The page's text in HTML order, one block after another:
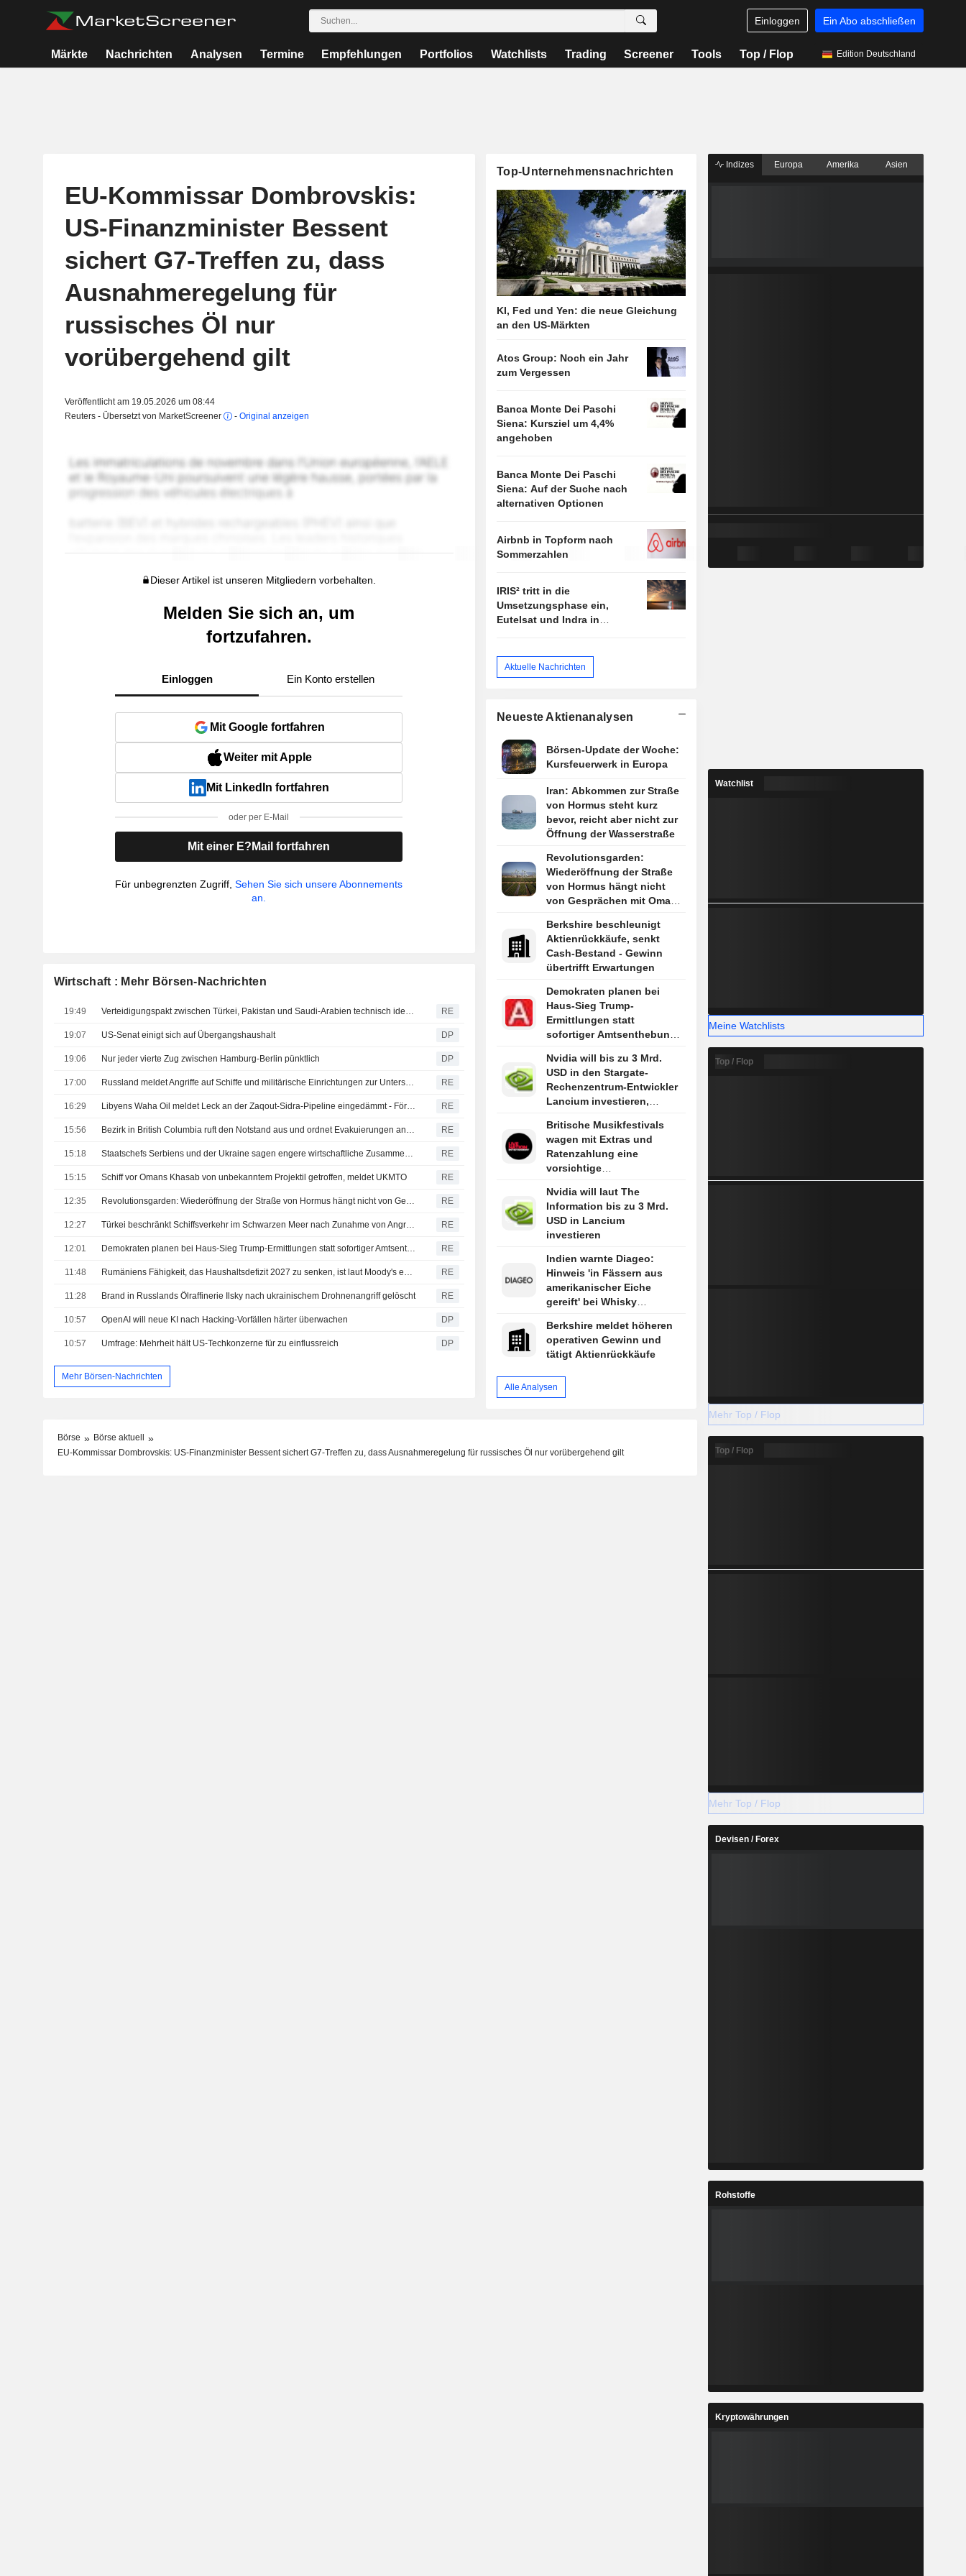
Einloggen Ein Abo abschließen
Märkte Nachrichten Analysen Termine Empfehlungen Portfolios Watchlists Trading Screener Tools Top / Flop Edition Deutschland
EU-Kommissar Dombrovskis:
US-Finanzminister Bessent
sichert G7-Treffen zu, dass
Ausnahmeregelung für
russisches Öl nur
vorübergehend gilt
Veröffentlicht am 19.05.2026 um 08:44
Reuters - Übersetzt von MarketScreener
- Original anzeigen
Dieser Artikel ist unseren Mitgliedern vorbehalten.
Melden Sie sich an, um
fortzufahren.
Einloggen Ein Konto erstellen
Mit Google fortfahren
Weiter mit Apple
Mit LinkedIn fortfahren
oder per E-Mail
Mit einer E?Mail fortfahren
Für unbegrenzten Zugriff,Sehen Sie sich unsere Abonnements
an.
Wirtschaft : Mehr Börsen-Nachrichten
19:49 Verteidigungspakt zwischen Türkei, Pakistan und Saudi-Arabien technisch identisch mit NATO-Artikel 5, sagt Minister RE
19:07 US-Senat einigt sich auf Übergangshaushalt DP
19:06 Nur jeder vierte Zug zwischen Hamburg-Berlin pünktlich DP
17:00 Russland meldet Angriffe auf Schiffe und militärische Einrichtungen zur Unterstützung der Ukraine in Odesa und Mykolaiv RE
16:29 Libyens Waha Oil meldet Leck an der Zaqout-Sidra-Pipeline eingedämmt - Förderung nach Reparaturen wieder aufgenommen RE
15:56 Bezirk in British Columbia ruft den Notstand aus und ordnet Evakuierungen an, während ein Waldbrand wütet RE
15:18 Staatschefs Serbiens und der Ukraine sagen engere wirtschaftliche Zusammenarbeit zu RE
15:15 Schiff vor Omans Khasab von unbekanntem Projektil getroffen, meldet UKMTO RE
12:35 Revolutionsgarden: Wiederöffnung der Straße von Hormus hängt nicht von Gesprächen mit Oman ab RE
12:27 Türkei beschränkt Schiffsverkehr im Schwarzen Meer nach Zunahme von Angriffen, berichtet Bloomberg News RE
12:01 Demokraten planen bei Haus-Sieg Trump-Ermittlungen statt sofortiger Amtsenthebung, sagen Quellen RE
11:48 Rumäniens Fähigkeit, das Haushaltsdefizit 2027 zu senken, ist laut Moody's entscheidend für das Rating RE
11:28 Brand in Russlands Ölraffinerie Ilsky nach ukrainischem Drohnenangriff gelöscht RE
10:57 OpenAI will neue KI nach Hacking-Vorfällen härter überwachen DP
10:57 Umfrage: Mehrheit hält US-Techkonzerne für zu einflussreich DP
Mehr Börsen-Nachrichten
Top-Unternehmensnachrichten
KI, Fed und Yen: die neue Gleichung
an den US-Märkten
Atos Group: Noch ein Jahr
zum Vergessen
Banca Monte Dei Paschi
Siena: Kursziel um 4,4%
angehoben
Banca Monte Dei Paschi
Siena: Auf der Suche nach
alternativen Optionen
Airbnb in Topform nach
Sommerzahlen
IRIS² tritt in die
Umsetzungsphase ein,
Eutelsat und Indra in
Aktuelle Nachrichten
Neueste Aktienanalysen
Börsen-Update der Woche:
Kursfeuerwerk in Europa
Iran: Abkommen zur Straße
von Hormus steht kurz
bevor, reicht aber nicht zur
Öffnung der Wasserstraße
Revolutionsgarden:
Wiederöffnung der Straße
von Hormus hängt nicht
von Gesprächen mit Oman
Berkshire beschleunigt
Aktienrückkäufe, senkt
Cash-Bestand - Gewinn
übertrifft Erwartungen
Demokraten planen bei
Haus-Sieg Trump-
Ermittlungen statt
sofortiger Amtsenthebung,
Nvidia will bis zu 3 Mrd.
USD in den Stargate-
Rechenzentrum-Entwickler
Lancium investieren,
Britische Musikfestivals
wagen mit Extras und
Ratenzahlung eine
vorsichtige
Nvidia will laut The
Information bis zu 3 Mrd.
USD in Lancium
investieren
Indien warnte Diageo:
Hinweis 'in Fässern aus
amerikanischer Eiche
gereift' bei Whisky
Berkshire meldet höheren
operativen Gewinn und
tätigt Aktienrückkäufe
Alle Analysen
Börse
Börse aktuell
EU-Kommissar Dombrovskis: US-Finanzminister Bessent sichert G7-Treffen zu, dass Ausnahmeregelung für russisches Öl nur vorübergehend gilt
Indizes Europa Amerika Asien
Watchlist
Meine Watchlists
Top / Flop
Mehr Top / Flop
Top / Flop
Mehr Top / Flop
Devisen / Forex
Rohstoffe
Kryptowährungen